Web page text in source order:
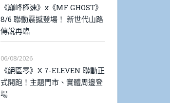
《巔峰極速》x《MF GHOST》
8/6 聯動震撼登場！ 新世代山路
傳說再臨
06/08/2026
《絕區零》X 7-ELEVEN 聯動正
式開跑！主題門市、實體周邊登
場